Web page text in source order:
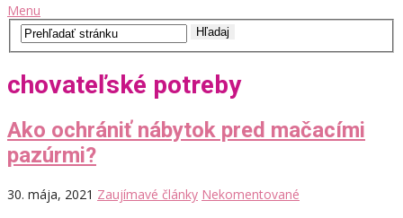
Menu
chovateľské potreby
Ako ochrániť nábytok pred mačacími
pazúrmi?
30. mája, 2021 Zaujímavé články Nekomentované